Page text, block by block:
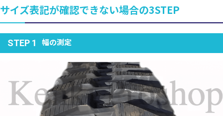
サイズ表記が確認できない場合の3STEP
STEP 1 幅の測定